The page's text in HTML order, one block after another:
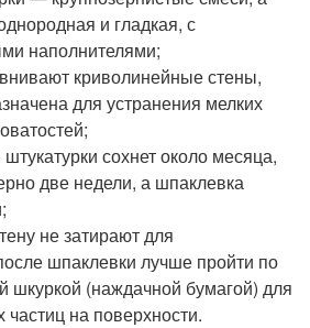
и гладкая, с
наполнителями;
криволинейные стены,
для устранения мелких
сохнет около месяца,
две недели, а шпаклевка
не затирают для
шпаклевки лучше пройти по
шкуркой (наждачной бумагой) для
частиц на поверхности.